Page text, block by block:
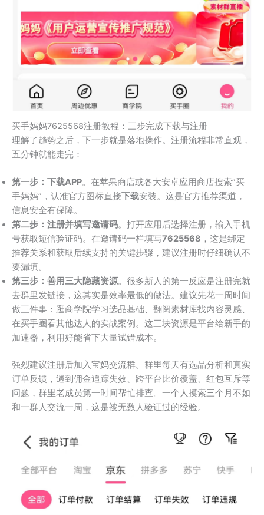
买手妈妈7625568注册教程：三步完成下载与注册
理解了趋势之后，下一步就是落地操作。注册流程非常直观，
五分钟就能走完：
第一步：下载APP。在苹果商店或各大安卓应用商店搜索”买
手妈妈”，认准官方图标直接下载安装。这是官方推荐渠道，
信息安全有保障。
第二步：注册并填写邀请码。打开应用后选择注册，输入手机
号获取短信验证码。在邀请码一栏填写7625568 ，这是绑定
推荐关系和获取后续支持的关键步骤，建议注册时仔细确认不
要漏填。
第三步：善用三大隐藏资源。很多新人的第一反应是注册完就
去群里发链接，这其实是效率最低的做法。建议先花一周时间
做三件事：逛商学院学习选品基础、翻阅素材库找内容灵感、
在买手圈看其他达人的实战案例。这三块资源是平台给新手的
加速器，利用好能省下大量试错成本。
强烈建议注册后加入宝妈交流群。群里每天有选品分析和真实
订单反馈，遇到佣金追踪失效、跨平台比价覆盖、红包互斥等
问题，群里老成员第一时间帮忙排查。一个人摸索三个月不如
和一群人交流一周，这是被无数人验证过的经验。